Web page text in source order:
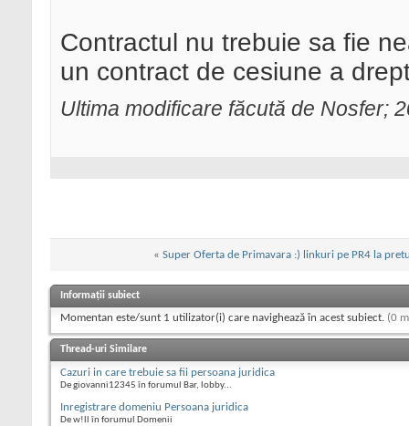
Contractul nu trebuie sa fie
un contract de cesiune a
Ultima modificare făcută de Nosfer;
« Super Oferta de Primavara :) linkuri pe PR4 la
Informații subiect
Momentan este/sunt 1 utilizator(i) care navighează în acest subiect. (0
Thread-uri Similare
Cazuri in care trebuie sa fii persoana juridica
De giovanni12345 în forumul Bar, lobby...
Inregistrare domeniu Persoana juridica
De w!ll în forumul Domenii